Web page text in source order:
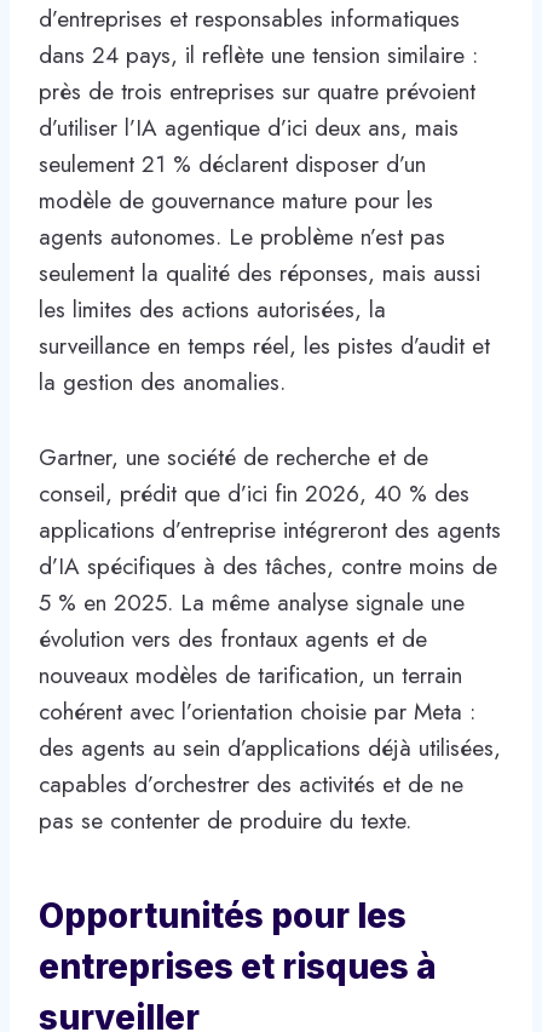
d’entreprises et responsables informatiques
dans 24 pays, il reflète une tension similaire :
près de trois entreprises sur quatre prévoient
d’utiliser l’IA agentique d’ici deux ans, mais
seulement 21 % déclarent disposer d’un
modèle de gouvernance mature pour les
agents autonomes. Le problème n’est pas
seulement la qualité des réponses, mais aussi
les limites des actions autorisées, la
surveillance en temps réel, les pistes d’audit et
la gestion des anomalies.
Gartner, une société de recherche et de
conseil, prédit que d’ici fin 2026, 40 % des
applications d’entreprise intégreront des agents
d’IA spécifiques à des tâches, contre moins de
5 % en 2025. La même analyse signale une
évolution vers des frontaux agents et de
nouveaux modèles de tarification, un terrain
cohérent avec l’orientation choisie par Meta :
des agents au sein d’applications déjà utilisées,
capables d’orchestrer des activités et de ne
pas se contenter de produire du texte.
Opportunités pour les
entreprises et risques à
surveiller